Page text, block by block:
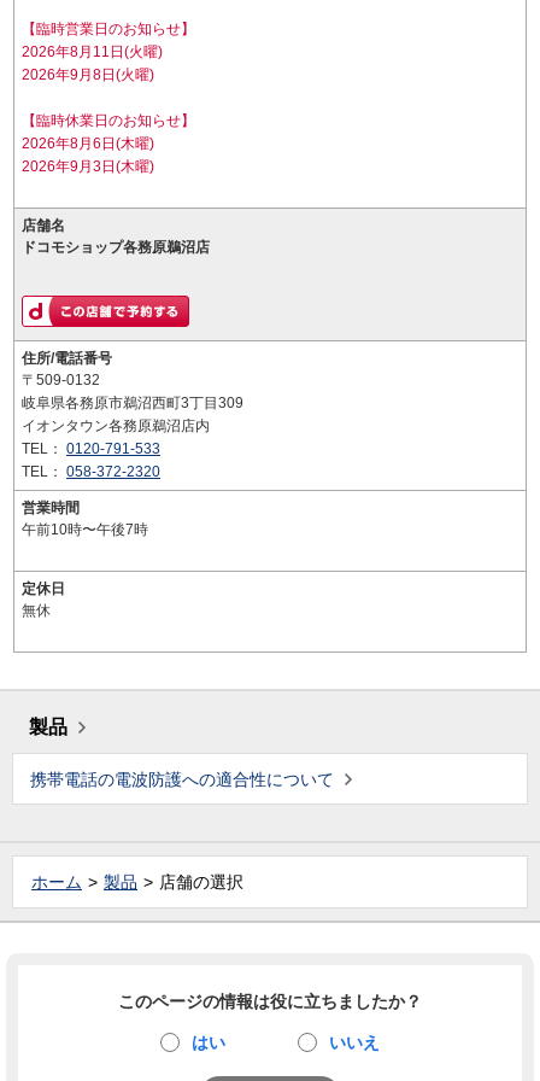
【臨時営業日のお知らせ】
2026年8月11日(火曜)
2026年9月8日(火曜)
【臨時休業日のお知らせ】
2026年8月6日(木曜)
2026年9月3日(木曜)
店舗名
ドコモショップ各務原鵜沼店
住所/電話番号
〒509-0132
岐阜県各務原市鵜沼西町3丁目309
イオンタウン各務原鵜沼店内
TEL： 0120-791-533
TEL： 058-372-2320
営業時間
午前10時〜午後7時
定休日
無休
製品
携帯電話の電波防護への適合性について
ホーム 製品 店舗の選択
このページの情報は役に立ちましたか？
はい いいえ